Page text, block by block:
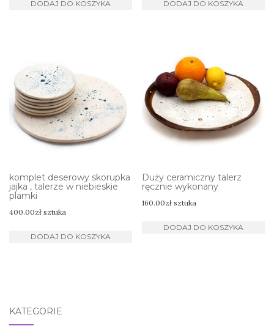
DODAJ DO KOSZYKA DODAJ DO KOSZYKA
komplet deserowy skorupka
jajka , talerze w niebieskie
plamki
400.00zł sztuka
DODAJ DO KOSZYKA
Duży ceramiczny talerz
ręcznie wykonany
160.00zł sztuka
DODAJ DO KOSZYKA
KATEGORIE